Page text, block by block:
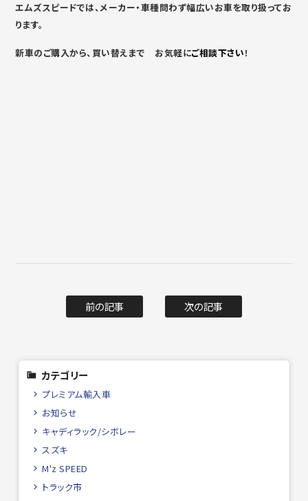
エムズスピードでは、メーカー・車種問わず幅広いお車を取り扱ってお
ります。
新車のご購入から、買い替えまで お気軽にご相談下さい！
前の記事 次の記事
カテゴリー
プレミアム輸入車
お知らせ
キャディラック/シボレー
スズキ
M'z SPEED
トラック市